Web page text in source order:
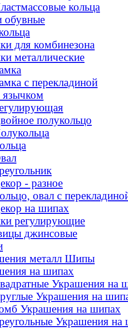
кольца
обувные
для комбинезона
металлические
с перекладиной
полукольцо
- разное
овал с
на шипах
регулирующие
джинсовые
металл Шипы
на шипах
Украшения на
Украшения на
Украшения на шипах
Украшения на